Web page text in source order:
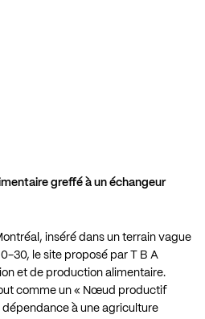
greffé à un échangeur
inséré dans un terrain vague
30, le site proposé par T B A
et de production alimentaire.
comme un « Nœud productif
dépendance à une agriculture